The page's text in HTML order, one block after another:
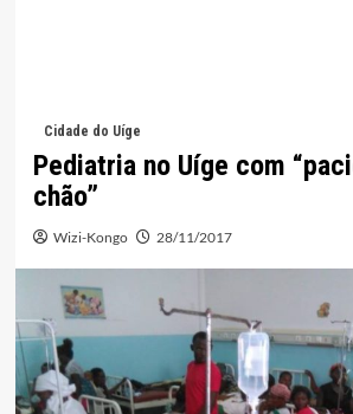
Cidade do Uíge
Pediatria no Uíge com
chão”
Wizi-Kongo 28/11/2017